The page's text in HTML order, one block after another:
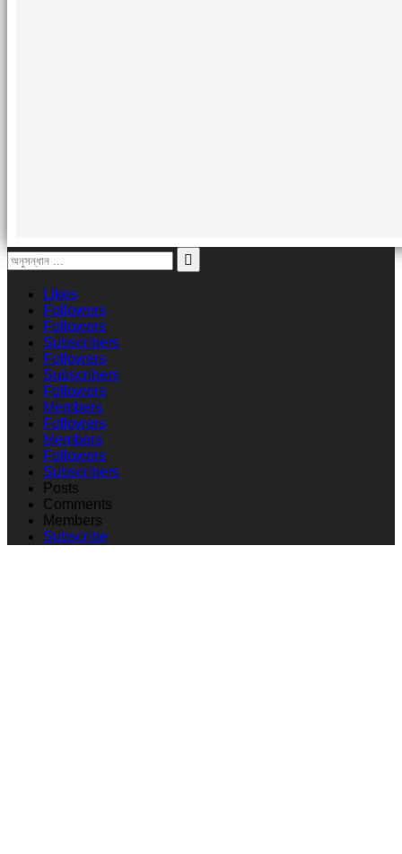
Likes
Followers
Followers
Subscribers
Followers
Subscribers
Followers
Members
Followers
Members
Followers
Subscribers
Posts
Comments
Members
Subscribe